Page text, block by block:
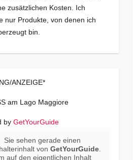
zusätzlichen Kosten. Ich
nur Produkte, von denen ich
bin.
ANZEIGE*
am Lago Maggiore
by GetYourGuide
Sie sehen gerade einen
vonGetYourGuide
auf den eigentlichen Inhalt